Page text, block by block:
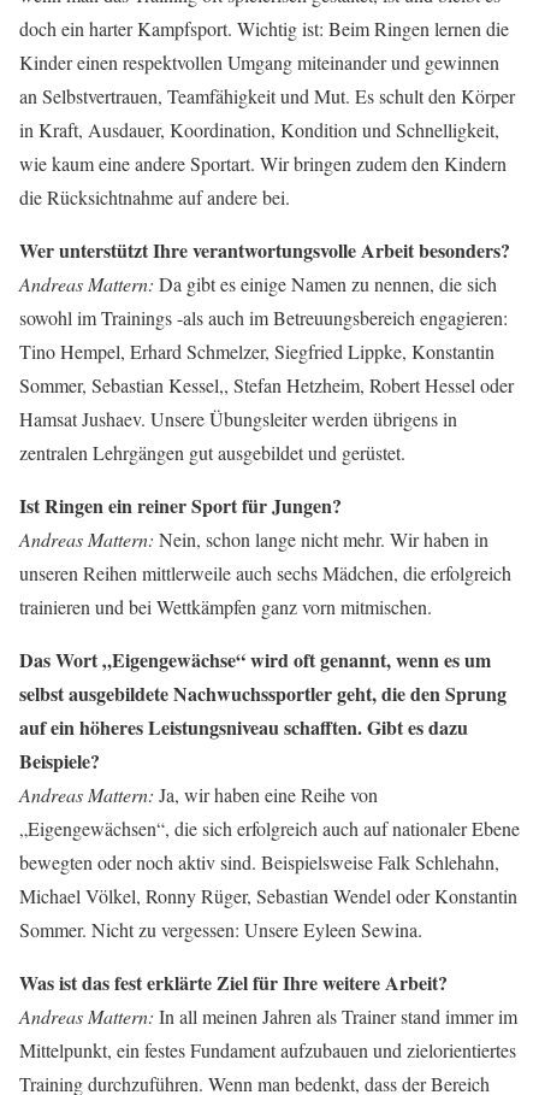
doch ein harter Kampfsport. Wichtig ist: Beim Ringen lernen die
Kinder einen respektvollen Umgang miteinander und gewinnen
an Selbstvertrauen, Teamfähigkeit und Mut. Es schult den Körper
in Kraft, Ausdauer, Koordination, Kondition und Schnelligkeit,
wie kaum eine andere Sportart. Wir bringen zudem den Kindern
die Rücksichtnahme auf andere bei.
Wer unterstützt Ihre verantwortungsvolle Arbeit besonders?
Andreas Mattern: Da gibt es einige Namen zu nennen, die sich
sowohl im Trainings -als auch im Betreuungsbereich engagieren:
Tino Hempel, Erhard Schmelzer, Siegfried Lippke, Konstantin
Sommer, Sebastian Kessel,, Stefan Hetzheim, Robert Hessel oder
Hamsat Jushaev. Unsere Übungsleiter werden übrigens in
zentralen Lehrgängen gut ausgebildet und gerüstet.
Ist Ringen ein reiner Sport für Jungen?
Andreas Mattern: Nein, schon lange nicht mehr. Wir haben in
unseren Reihen mittlerweile auch sechs Mädchen, die erfolgreich
trainieren und bei Wettkämpfen ganz vorn mitmischen.
Das Wort „Eigengewächse“ wird oft genannt, wenn es um
selbst ausgebildete Nachwuchssportler geht, die den Sprung
auf ein höheres Leistungsniveau schafften. Gibt es dazu
Beispiele?
Andreas Mattern: Ja, wir haben eine Reihe von
„Eigengewächsen“, die sich erfolgreich auch auf nationaler Ebene
bewegten oder noch aktiv sind. Beispielsweise Falk Schlehahn,
Michael Völkel, Ronny Rüger, Sebastian Wendel oder Konstantin
Sommer. Nicht zu vergessen: Unsere Eyleen Sewina.
Was ist das fest erklärte Ziel für Ihre weitere Arbeit?
Andreas Mattern: In all meinen Jahren als Trainer stand immer im
Mittelpunkt, ein festes Fundament aufzubauen und zielorientiertes
Training durchzuführen. Wenn man bedenkt, dass der Bereich